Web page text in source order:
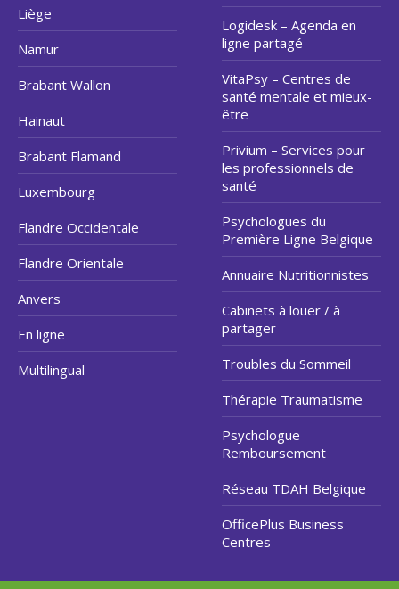
Liège
Namur
Brabant Wallon
Hainaut
Brabant Flamand
Luxembourg
Flandre Occidentale
Flandre Orientale
Anvers
En ligne
Multilingual
Logidesk – Agenda en
ligne partagé
VitaPsy – Centres de
santé mentale et mieux-
être
Privium – Services pour
les professionnels de
santé
Psychologues du
Première Ligne Belgique
Annuaire Nutritionnistes
Cabinets à louer / à
partager
Troubles du Sommeil
Thérapie Traumatisme
Psychologue
Remboursement
Réseau TDAH Belgique
OfficePlus Business
Centres